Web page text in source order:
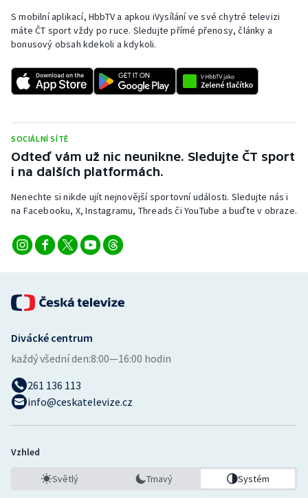
Ragby
Rychlobruslení
Short track
Sportovní střelba
Stolní tenis
Triatlon
Vodní slalom
Volejbal
Ostatní
S mobilní aplikací, HbbTV a apkou iVysílání ve své chytré televizi
máte ČT sport vždy po ruce. Sledujte přímé přenosy, články a
bonusový obsah kdekoli a kdykoli.
SOCIÁLNÍ SÍTĚ
Odteď vám už nic neunikne. Sledujte ČT sport
i na dalších platformách.
Nenechte si nikde ujít nejnovější sportovní události. Sledujte nás i
na Facebooku, X, Instagramu, Threads či YouTube a buďte v obraze.
Divácké centrum
každý všední den:8:00—16:00 hodin
261 136 113
info@ceskatelevize.cz
Vzhled
Světlý Tmavý Systém